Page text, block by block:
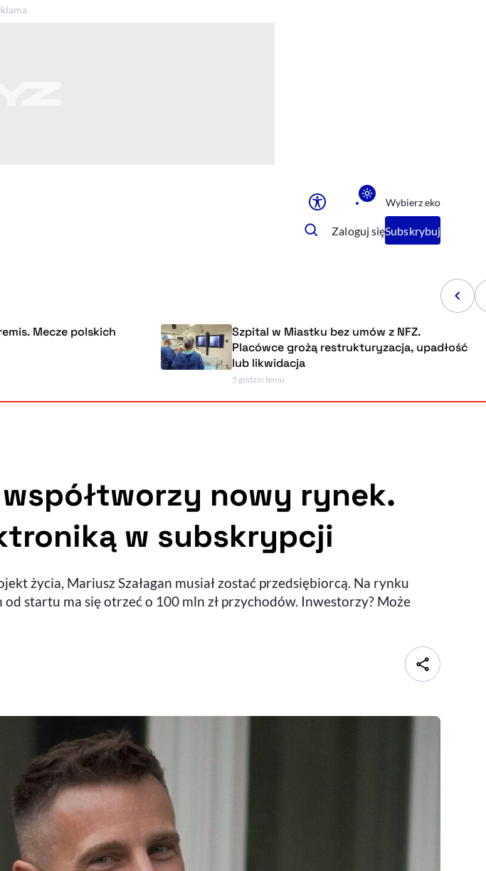
Powiększenie kursora
Sprawdź, jak i dlaczego zwiększamy dostępność
Deklaracja dostępności, otwiera się w nowym oknie
Zgłoś problem
, otwiera się w
Wybierz eko
Zaloguj sięSubskrybuj
i remis. Mecze polskich
Szpital w Miastku bez umów z NFZ.
Placówce grożą restrukturyzacja,
lub likwidacja
5 godzin temu
współtworzy nowy rynek.
w subskrypcji
życia, Mariusz Szałagan musiał zostać przedsiębiorcą. Na rynku
startu ma się otrzeć o 100 mln zł przychodów. Inwestorzy? Może